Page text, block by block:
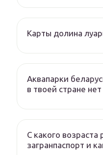
Карты долина
Аквапарки
в твоей стране
С какого возраста
загранпаспорт и